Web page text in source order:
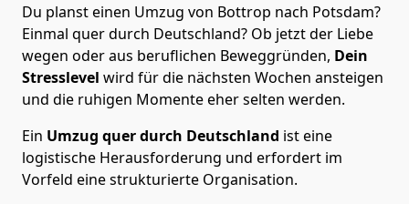
Du planst einen Umzug von Bottrop nach Potsdam?
Einmal quer durch Deutschland? Ob jetzt der Liebe
wegen oder aus beruflichen Beweggründen, Dein
Stresslevel wird für die nächsten Wochen ansteigen
und die ruhigen Momente eher selten werden.
Ein Umzug quer durch Deutschland ist eine
logistische Herausforderung und erfordert im
Vorfeld eine strukturierte Organisation.